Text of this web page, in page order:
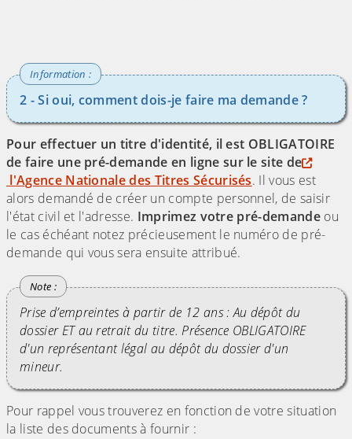
2 - Si oui, comment dois-je faire ma demande ?
Pour effectuer un titre d'identité, il est OBLIGATOIRE
de faire une pré-demande en ligne sur le site de
l'Agence Nationale des Titres Sécurisés. Il vous est
alors demandé de créer un compte personnel, de saisir
l'état civil et l'adresse. Imprimez votre pré-demandeou
le cas échéant notez précieusement le numéro de pré-
demande qui vous sera ensuite attribué.
Prise d’empreintes à partir de 12 ans : Au dépôt du
dossier ET au retrait du titre. Présence OBLIGATOIRE
d'un représentant légal au dépôt du dossier d'un
mineur.
Pour rappel vous trouverez en fonction de votre situation
la liste des documents à fournir :